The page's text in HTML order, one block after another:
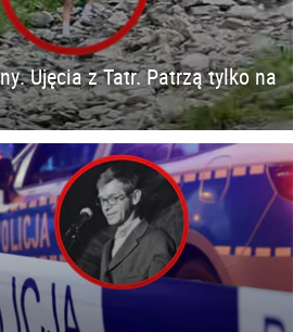
Ujęcia z Tatr. Patrzą tylko na